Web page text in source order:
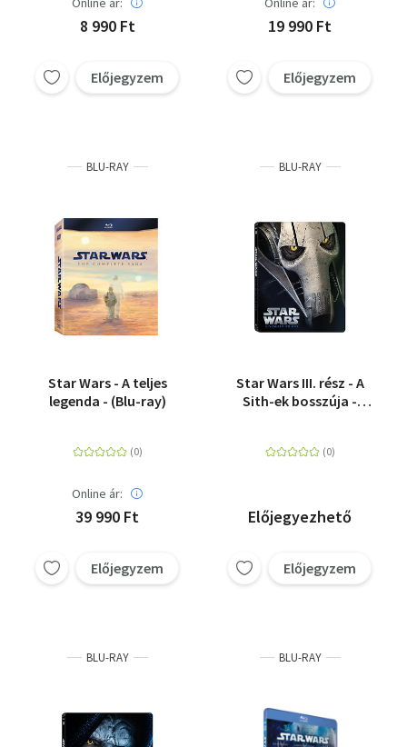
8 990 Ft
Előjegyzem
19 990 Ft
Előjegyzem
BLU-RAY
Star Wars - A teljes
legenda - (Blu-ray)
Online ár:
39 990 Ft
Előjegyzem
BLU-RAY
Star Wars III. rész - A
Sith-ek bosszúja -
Előjegyezhető
Előjegyzem
BLU-RAY BLU-RAY